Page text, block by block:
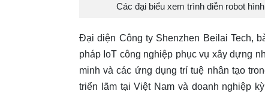
Các đại biểu xem trình diễn robot
Đại diện Công ty Shenzhen Beilai Tech,
pháp IoT công nghiệp phục vụ xây dựng
minh và các ứng dụng trí tuệ nhân tạo
triển lãm tại Việt Nam và doanh nghiệp